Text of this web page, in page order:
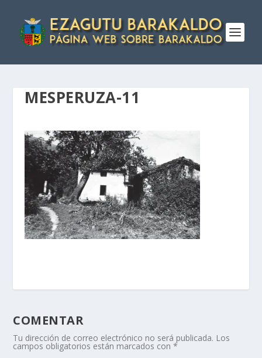
MESPERUZA-11
COMENTAR
Tu dirección de correo electrónico no será publicada. Los
campos obligatorios están marcados con*